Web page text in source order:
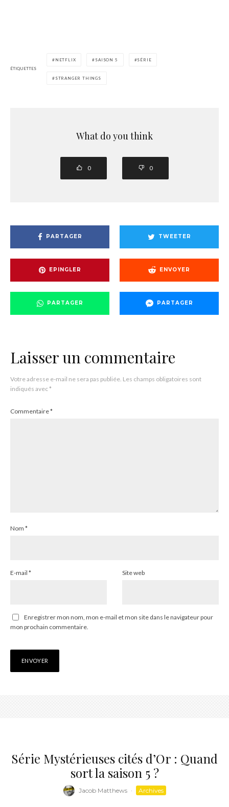
ÉTIQUETTES
NETFLIX SAISON 5 SÉRIE
STRANGER THINGS
What do you think
0 0
PARTAGER TWEETER
EPINGLER ENVOYER
PARTAGER PARTAGER
Laisser un commentaire
Votre adresse e-mail ne sera pas publiée. Les champs obligatoires sont
indiqués avec*
Commentaire*
Nom *
E-mail * Site web
Enregistrer mon nom, mon e-mail et mon site dans le navigateur pour
mon prochain commentaire.
Série Mystérieuses cités d’Or : Quand
sort la saison 5 ?
Jacob Matthews · Archives